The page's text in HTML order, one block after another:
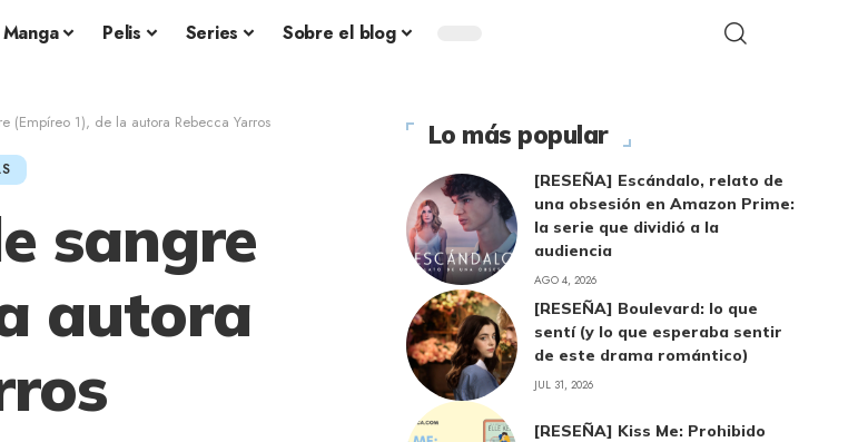
Manga Pelis Series Sobre el blog
(Empíreo 1), de la autora Rebecca Yarros
sangre
autora
Lo más popular
[RESEÑA] Escándalo, relato de
una obsesión en Amazon Prime:
la serie que dividió a la
audiencia
AGO 4, 2026
[RESEÑA] Boulevard: lo que
sentí (y lo que esperaba sentir
de este drama romántico)
JUL 31, 2026
[RESEÑA] Kiss Me: Prohibido